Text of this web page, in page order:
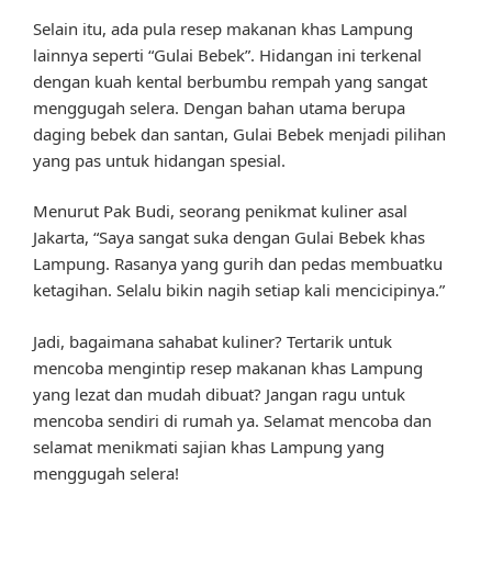
Selain itu, ada pula resep makanan khas Lampung
lainnya seperti “Gulai Bebek”. Hidangan ini terkenal
dengan kuah kental berbumbu rempah yang sangat
menggugah selera. Dengan bahan utama berupa
daging bebek dan santan, Gulai Bebek menjadi pilihan
yang pas untuk hidangan spesial.
Menurut Pak Budi, seorang penikmat kuliner asal
Jakarta, “Saya sangat suka dengan Gulai Bebek khas
Lampung. Rasanya yang gurih dan pedas membuatku
ketagihan. Selalu bikin nagih setiap kali mencicipinya.”
Jadi, bagaimana sahabat kuliner? Tertarik untuk
mencoba mengintip resep makanan khas Lampung
yang lezat dan mudah dibuat? Jangan ragu untuk
mencoba sendiri di rumah ya. Selamat mencoba dan
selamat menikmati sajian khas Lampung yang
menggugah selera!